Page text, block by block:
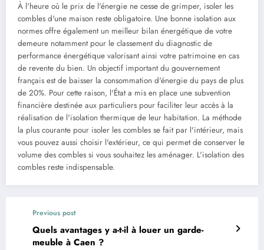
À l'heure où le prix de l'énergie ne cesse de grimper, isoler les
combles d'une maison reste obligatoire. Une bonne isolation aux
normes offre également un meilleur bilan énergétique de votre
demeure notamment pour le classement du diagnostic de
performance énergétique valorisant ainsi votre patrimoine en cas
de revente du bien. Un objectif important du gouvernement
français est de baisser la consommation d'énergie du pays de plus
de 20%. Pour cette raison, l'État a mis en place une subvention
financière destinée aux particuliers pour faciliter leur accès à la
réalisation de l'isolation thermique de leur habitation. La méthode
la plus courante pour isoler les combles se fait par l'intérieur, mais
vous pouvez aussi choisir l'extérieur, ce qui permet de conserver le
volume des combles si vous souhaitez les aménager. L'isolation des
combles reste indispensable.
Previous post
Quels avantages y a-t-il à louer un garde-
meuble à Caen ?